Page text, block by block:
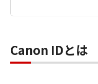
Canon IDとは